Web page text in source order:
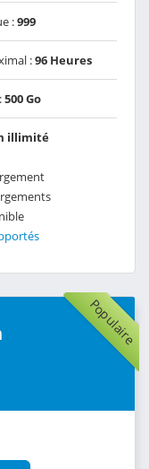
:999
:96 Heures
500 Go
illimité
Populaire